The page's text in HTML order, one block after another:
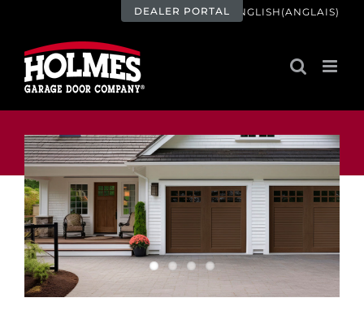
content
ENGLISH (ANGLAIS)
DEALER PORTAL